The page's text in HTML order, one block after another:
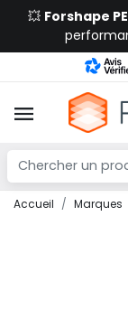
💥 Forshape
Accueil Marques